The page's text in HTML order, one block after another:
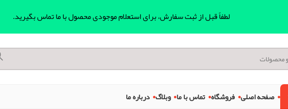
صفحه اصلی فروشگاه تماس با ما وبلاگ درباره ما
لطفاً قبل از ثبت سفارش، برای استعلام موجودی محصول با ما تماس بگیرید.